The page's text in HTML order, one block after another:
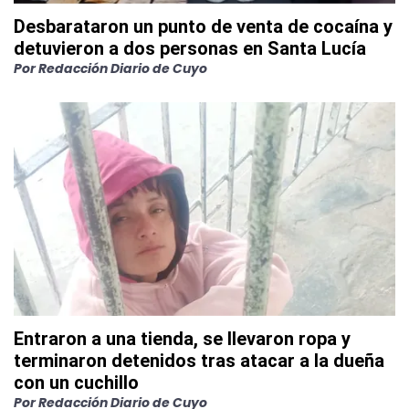
Desbarataron un punto de venta de cocaína y
detuvieron a dos personas en Santa Lucía
PorRedacción Diario de Cuyo
Entraron a una tienda, se llevaron ropa y
terminaron detenidos tras atacar a la dueña
con un cuchillo
PorRedacción Diario de Cuyo